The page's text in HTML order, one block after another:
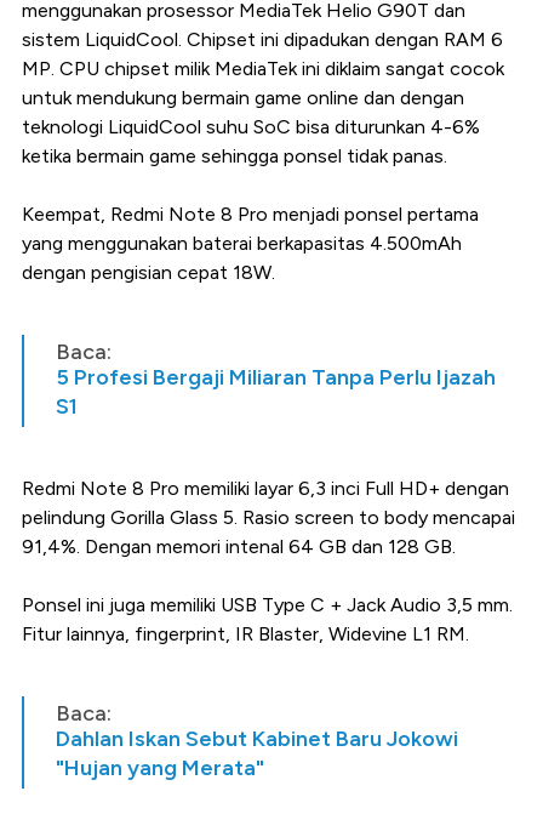
menggunakan prosessor MediaTek Helio G90T dan
sistem LiquidCool. Chipset ini dipadukan dengan RAM 6
MP. CPU chipset milik MediaTek ini diklaim sangat cocok
untuk mendukung bermain game online dan dengan
teknologi LiquidCool suhu SoC bisa diturunkan 4-6%
ketika bermain game sehingga ponsel tidak panas.
Keempat, Redmi Note 8 Pro menjadi ponsel pertama
yang menggunakan baterai berkapasitas 4.500mAh
dengan pengisian cepat 18W.
Baca:
5 Profesi Bergaji Miliaran Tanpa Perlu Ijazah
S1
Redmi Note 8 Pro memiliki layar 6,3 inci Full HD+ dengan
pelindung Gorilla Glass 5. Rasio screen to body mencapai
91,4%. Dengan memori intenal 64 GB dan 128 GB.
Ponsel ini juga memiliki USB Type C + Jack Audio 3,5 mm.
Fitur lainnya, fingerprint, IR Blaster, Widevine L1 RM.
Baca:
Dahlan Iskan Sebut Kabinet Baru Jokowi
"Hujan yang Merata"